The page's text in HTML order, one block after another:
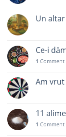
Un
Ce-i
1 Comment
Am
11
1 Comment